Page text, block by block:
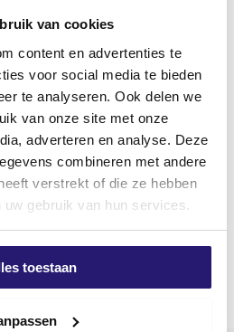
van cookies
content en advertenties te
voor social media te bieden
te analyseren. Ook delen we
van onze site met onze
adverteren en analyse. Deze
combineren met andere
verstrekt of die ze hebben
gebruik van hun services.
toestaan
Roestvaststaal
als buiten gebruikt worden
aandrijving. Voordelen van
betere krachtoverbrenging
schroef, en minder kans dat
schroeven zijn